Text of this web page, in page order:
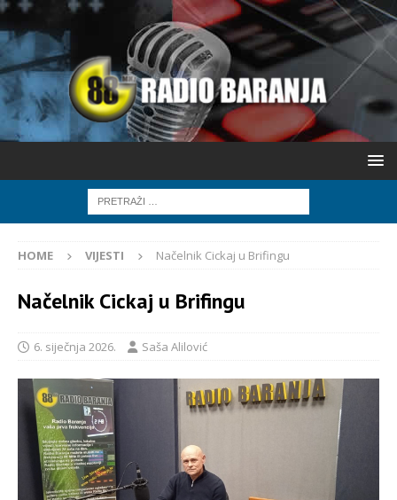
HOME VIJESTI Načelnik Cickaj u Brifingu
Načelnik Cickaj u Brifingu
6. siječnja 2026. Saša Alilović